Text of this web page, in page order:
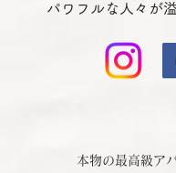
パワフルな人々が
本物の最高級ア